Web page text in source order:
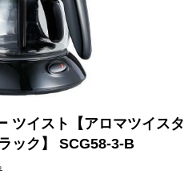
ツイスト【アロマツイスタ
ック】 SCG58-3-B